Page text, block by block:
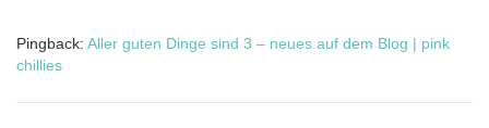
Pingback: Aller guten Dinge sind 3 – neues auf dem Blog | pink
chillies